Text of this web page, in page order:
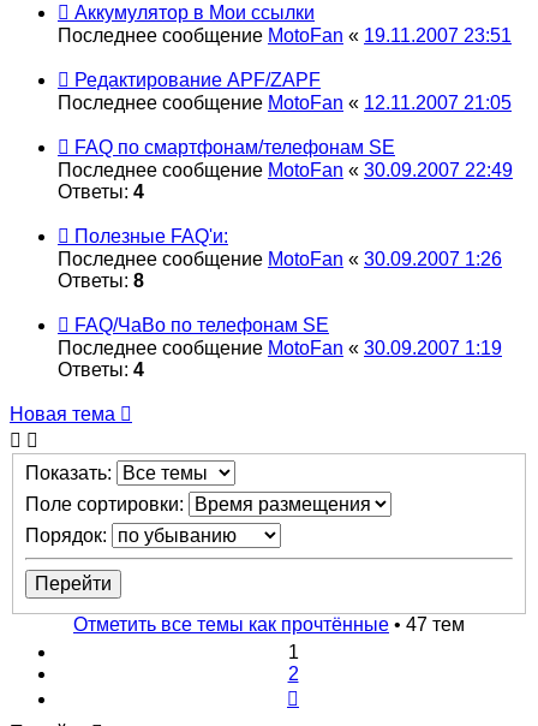
Аккумулятор в Мои ссылки
Последнее сообщение MotoFan « 19.11.2007 23:51
Редактирование APF/ZAPF
Последнее сообщение MotoFan « 12.11.2007 21:05
FAQ по смартфонам/телефонам SE
Последнее сообщение MotoFan « 30.09.2007 22:49
Ответы: 4
Полезные FAQ'и:
Последнее сообщение MotoFan « 30.09.2007 1:26
Ответы: 8
FAQ/ЧаВо по телефонам SE
Последнее сообщение MotoFan « 30.09.2007 1:19
Ответы: 4
Новая тема
Показать:
Поле сортировки:
Порядок:
Отметить все темы как прочтённые • 47 тем
1
2